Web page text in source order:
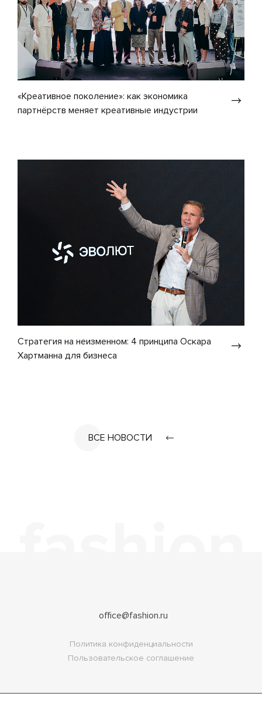
«Креативное поколение»: как экономика
партнёрств меняет креативные индустрии
Стратегия на неизменном: 4 принципа Оскара
Хартманна для бизнеса
ВСЕ НОВОСТИ
office@fashion.ru
Политика конфиденциальности
Пользовательское соглашение